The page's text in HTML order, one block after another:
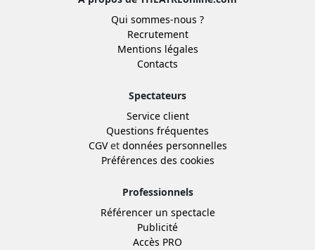
Qui sommes-nous ?
Recrutement
Mentions légales
Contacts
Spectateurs
Service client
Questions fréquentes
CGVet données personnelles
Préférences des cookies
Professionnels
Référencer un spectacle
Publicité
Accès PRO